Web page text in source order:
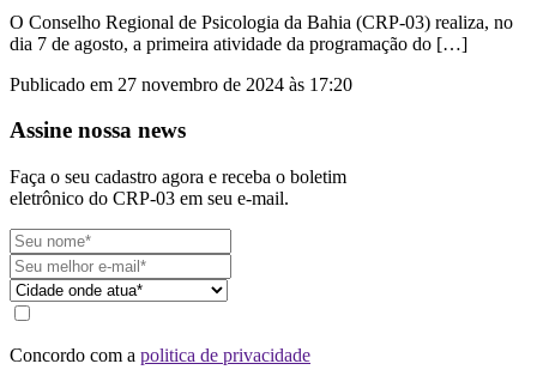
O Conselho Regional de Psicologia da Bahia (CRP-03) realiza, no
dia 7 de agosto, a primeira atividade da programação do […]
Publicado em 27 novembro de 2024 às 17:20
Assine nossa news
Faça o seu cadastro agora e receba o boletim
eletrônico do CRP-03 em seu e-mail.
Concordo com a politica de privacidade